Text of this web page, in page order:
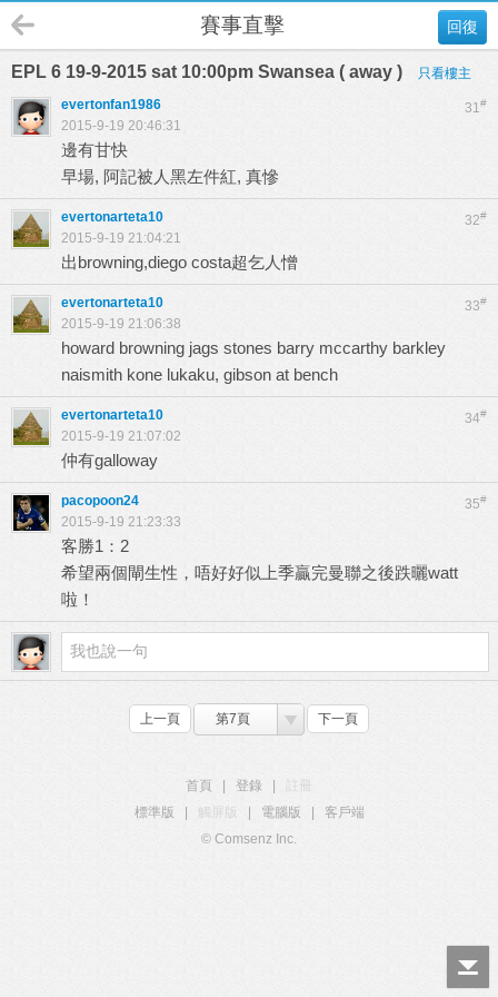
回復
賽事直擊
EPL 6 19-9-2015 sat 10:00pm Swansea ( away ) 只看樓主
31#
evertonfan1986
2015-9-19 20:46:31
邊有甘快
早場, 阿記被人黑左件紅, 真慘
32#
evertonarteta10
2015-9-19 21:04:21
出browning,diego costa超乞人憎
33#
evertonarteta10
2015-9-19 21:06:38
howard browning jags stones barry mccarthy barkley
naismith kone lukaku, gibson at bench
34#
evertonarteta10
2015-9-19 21:07:02
仲有galloway
35#
pacopoon24
2015-9-19 21:23:33
客勝1：2
希望兩個閘生性，唔好好似上季贏完曼聯之後跌曬watt
啦！
上一頁 第7頁 下一頁
首頁 登錄
標準版
觸屏版 電腦版
客戶端
© Comsenz Inc.